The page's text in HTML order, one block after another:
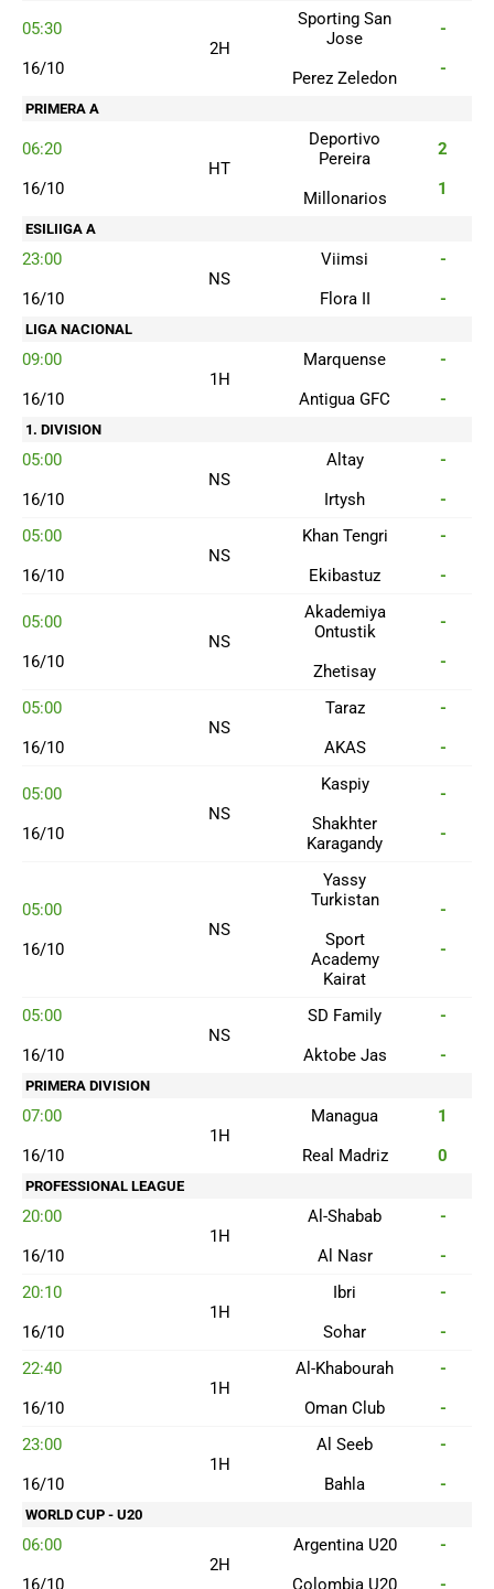
05:30
16/10
2H
Sporting San
Jose
Perez Zeledon
-
-
PRIMERA A
06:20
16/10
HT
Deportivo
Pereira
Millonarios
2
1
ESILIIGA A
23:00
16/10
NS
Viimsi
Flora II
-
-
LIGA NACIONAL
09:00
16/10
1H
Marquense
Antigua GFC
-
-
1. DIVISION
05:00
16/10
NS
Altay
Irtysh
-
-
05:00
16/10
NS
Khan Tengri
Ekibastuz
-
-
05:00
16/10
NS
Akademiya
Ontustik
Zhetisay
-
-
05:00
16/10
NS
Taraz
AKAS
-
-
05:00
16/10
NS
Kaspiy
Shakhter
Karagandy
-
-
05:00
16/10
NS
Yassy
Turkistan
Sport
Academy
Kairat
-
-
05:00
16/10
NS
SD Family
Aktobe Jas
-
-
PRIMERA DIVISION
07:00
16/10
1H
Managua
Real Madriz
1
0
PROFESSIONAL LEAGUE
20:00
16/10
1H
Al-Shabab
Al Nasr
-
-
20:10
16/10
1H
Ibri
Sohar
-
-
22:40
16/10
1H
Al-Khabourah
Oman Club
-
-
23:00
16/10
1H
Al Seeb
Bahla
-
-
WORLD CUP - U20
06:00
16/10
2H
Argentina U20
Colombia U20
-
-